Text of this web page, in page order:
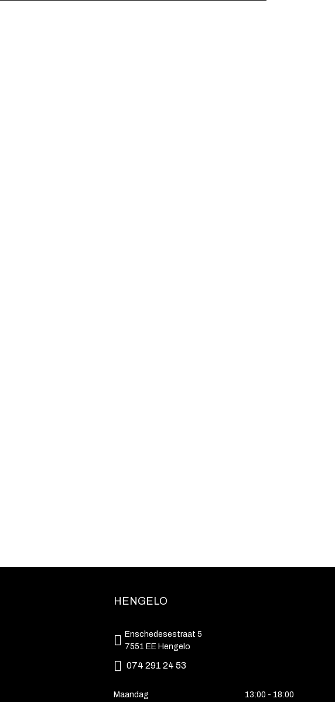
HENGELO
Enschedesestraat 5
7551 EE Hengelo
074 291 24 53
Maandag 13:00 - 18:00